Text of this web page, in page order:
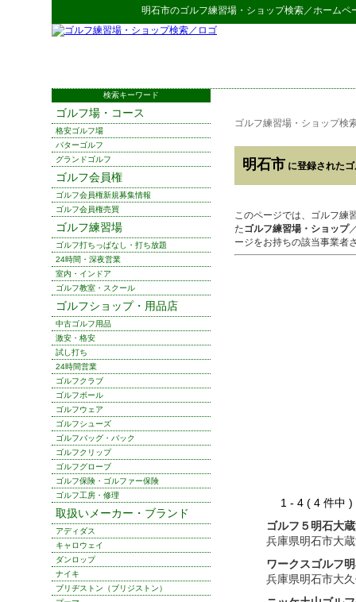
明石市のゴルフ練習場・ショップ検索／ホームペ
ゴルフ練習場・ショップ検
明石市 に登録された
このページでは、ゴルフ練
たゴルフ練習場・ショップ
ージをお持ちの該当事業者
1 - 4 ( 4 件
ゴルフ５明石大
兵庫県明石市大
ワークスゴルフ
兵庫県明石市大
検索キーワード
ゴルフ場・コース
格安ゴルフ場
パターゴルフ
グランドゴルフ
ゴルフ会員権
ゴルフ会員権新規募集情報
ゴルフ会員権売買
ゴルフ練習場
ゴルフ打ちっぱなし・打ち放題
24時間・深夜営業
室内・インドア
ゴルフ教室・スクール
ゴルフショップ・用品店
中古ゴルフ用品
激安・格安
試し打ち
24時間営業
ゴルフクラブ
ゴルフボール
ゴルフウェア
ゴルフシューズ
ゴルフバッグ・バック
ゴルフクリップ
ゴルフグローブ
ゴルフ保険・ゴルファー保険
ゴルフ工房・修理
取扱いメーカー・ブランド
アディダス
キャロウェイ
ダンロップ
ナイキ
ブリヂストン（ブリジストン）